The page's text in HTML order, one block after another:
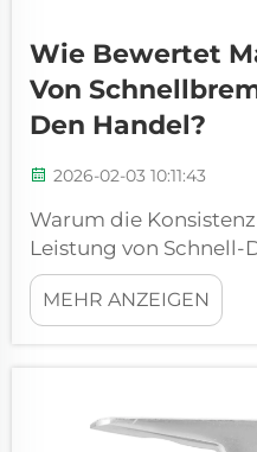
Wie Bewertet
Von
Den Handel?
2026-02-03 10:11:43
Warum die
Leistung von Schnell-
gewerblichen Einsatz
entscheidende Lücke
Werten und realer
MEHR ANZEIGEN